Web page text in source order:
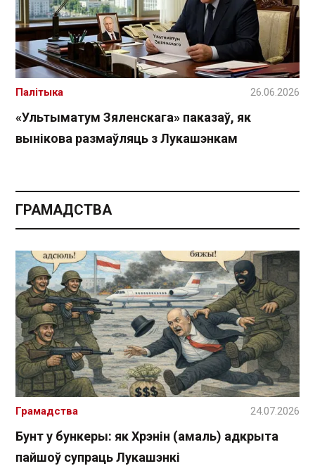
«Ультыматум Зяленскага» паказаў, як
вынікова размаўляць з Лукашэнкам
Палітыка 26.06.2026
ГРАМАДСТВА
Бунт у бункеры: як Хрэнін (амаль) адкрыта
пайшоў супраць Лукашэнкі
Грамадства 24.07.2026